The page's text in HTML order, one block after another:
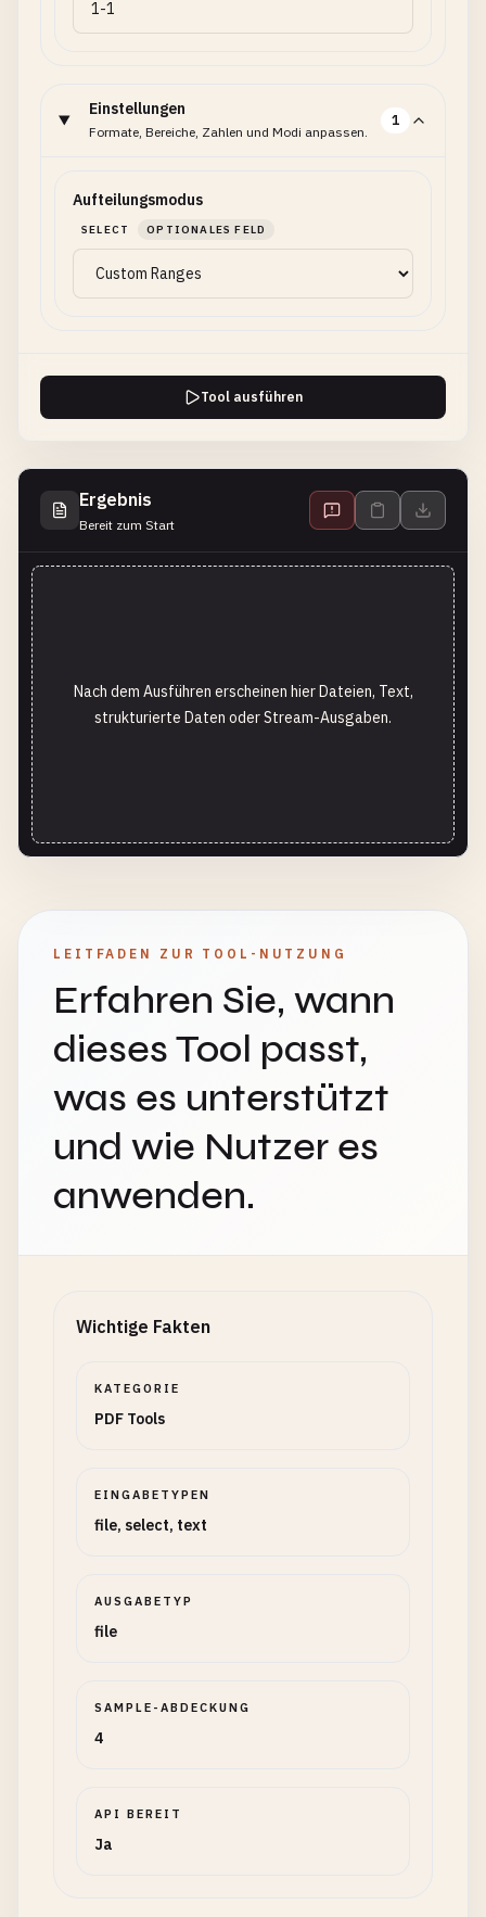
Einstellungen
Formate, Bereiche, Zahlen und Modi anpassen.
1
Aufteilungsmodus
SELECT OPTIONALES FELD
Tool ausführen
Ergebnis
Bereit zum Start
Nach dem Ausführen erscheinen hier Dateien, Text,
strukturierte Daten oder Stream-Ausgaben.
LEITFADEN ZUR TOOL-NUTZUNG
Erfahren Sie, wann
dieses Tool passt,
was es unterstützt
und wie Nutzer es
anwenden.
Wichtige Fakten
KATEGORIE
PDF Tools
EINGABETYPEN
file, select, text
AUSGABETYP
file
SAMPLE-ABDECKUNG
4
API BEREIT
Ja